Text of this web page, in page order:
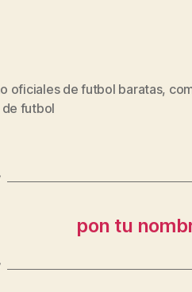
oficiales de futbol baratas,
de futbol
pon tu